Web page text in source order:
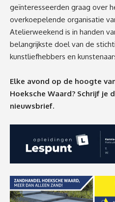
geïnteresseerden graag over
overkoepelende organisatie
Atelierweekend is in handen
belangrijkste doel van de
kunstliefhebbers en
Elke avond op de hoogte
Hoeksche Waard? Schrijf je
nieuwsbrief.